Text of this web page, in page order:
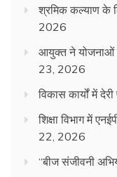
श्रमिक कल्याण के
2026
आयुक्त ने योजनाओं
23, 2026
विकास कार्यों में
शिक्षा विभाग में
22, 2026
“बीज संजीवनी